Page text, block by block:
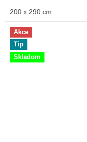
200 x 290 cm
Akce
Tip
Skladom